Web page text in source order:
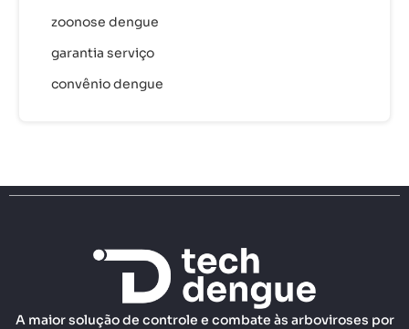
zoonose dengue
garantia serviço
convênio dengue
A maior solução de controle e combate às arboviroses por